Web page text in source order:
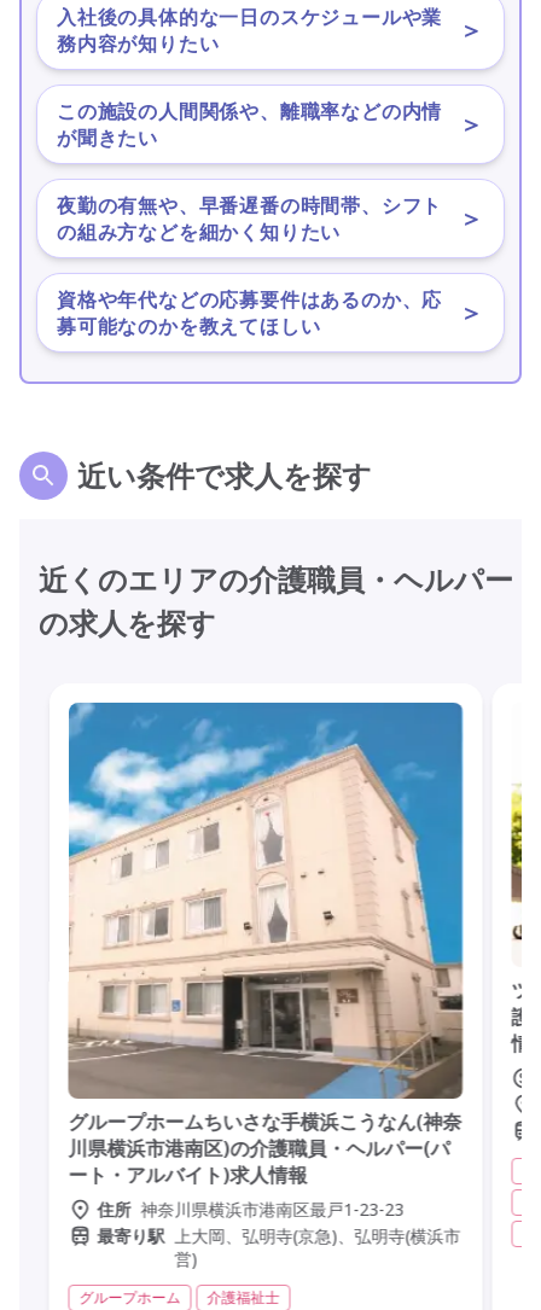
入社後の具体的な一日のスケジュールや業
務内容が知りたい
＞
この施設の人間関係や、離職率などの内情
が聞きたい
＞
夜勤の有無や、早番遅番の時間帯、シフト
の組み方などを細かく知りたい
＞
資格や年代などの応募要件はあるのか、応
募可能なのかを教えてほしい
＞
近い条件で求人を探す
近くのエリアの介護職員・ヘルパー
の求人を探す
グループホームちいさな手横浜こうなん(神奈
川県横浜市港南区)の介護職員・ヘルパー(パ
ート・アルバイト)求人情報
住所 神奈川県横浜市港南区最戸1-23-23
最寄り駅
上大岡、弘明寺(京急)、弘明寺(横浜市
営)
グループホーム 介護福祉士
ツ
護
情